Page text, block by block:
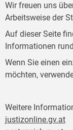
Wir freuen uns
Arbeitsweise der
Auf dieser Seite
Informationen
Wenn Sie einen
möchten,
Weitere
justizonline.gv.at